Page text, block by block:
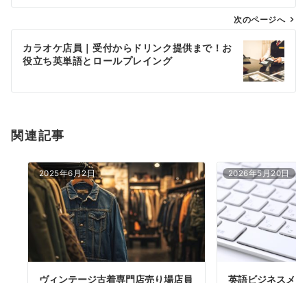
ン
次のページへ
カラオケ店員｜受付からドリンク提供まで！お
役立ち英単語とロールプレイング
関連記事
2025年6月2日
ヴィンテージ古着専門店売り場店員
2026年5月20日
英語ビジネスメ